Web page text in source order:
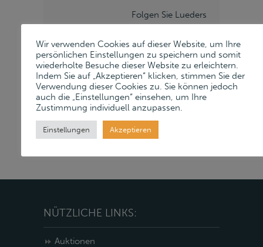
Folgen Sie Lueders
unseren Social
Media Kanälen:
Instagram
LinkedIn
NÜTZLICHE LINKS:
Auktionen
Wir verwenden Cookies auf dieser Website, um Ihre
persönlichen Einstellungen zu speichern und somit
wiederholte Besuche dieser Website zu erleichtern.
Indem Sie auf „Akzeptieren“ klicken, stimmen Sie der
Verwendung dieser Cookies zu. Sie können jedoch
auch die „Einstellungen“ einsehen, um Ihre
Zustimmung individuell anzupassen.
Einstellungen Akzeptieren